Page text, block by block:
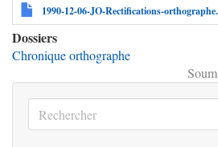
1990-12-06-JO-Rectifications-
Dossiers
Chronique orthographe
Rechercher
Rechercher